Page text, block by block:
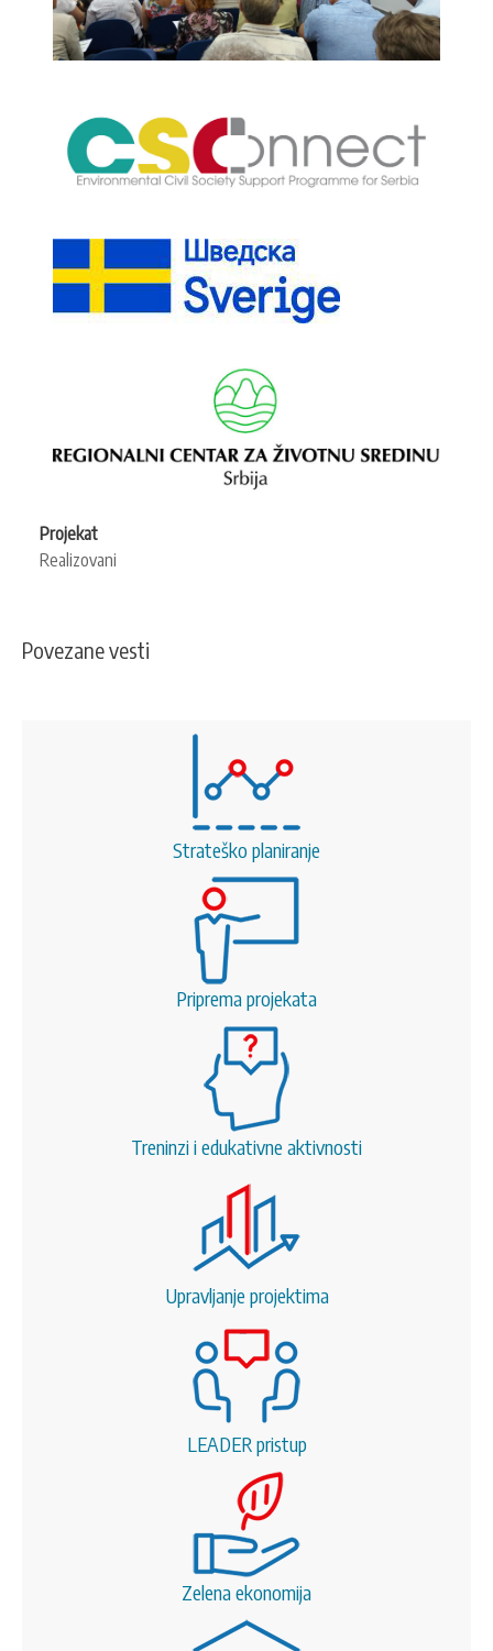
Projekat
Realizovani
Povezane vesti
Strateško planiranje
Priprema projekata
Treninzi i edukativne aktivnosti
Upravljanje projektima
LEADER pristup
Zelena ekonomija